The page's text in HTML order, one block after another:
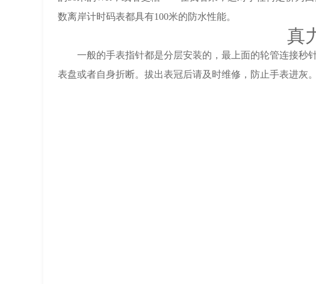
数离岸计时码表都具有100米的防水性能。
真力
一般的手表指针都是分层安装的，最上面的轮管连接秒针
表盘或者自身折断。拔出表冠后请及时维修，防止手表进灰。